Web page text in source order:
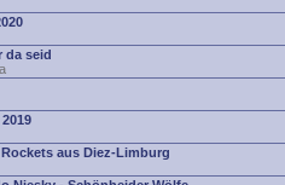
da seid
aus Diez-Limburg